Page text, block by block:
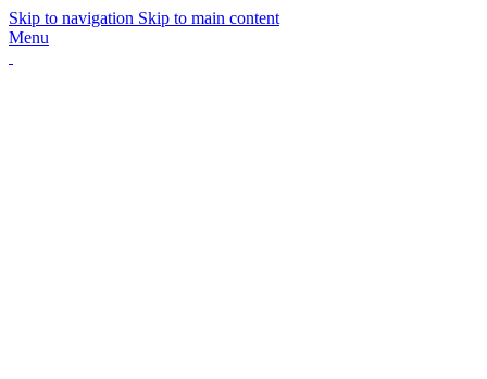
Skip to navigation Skip to main content
Menu